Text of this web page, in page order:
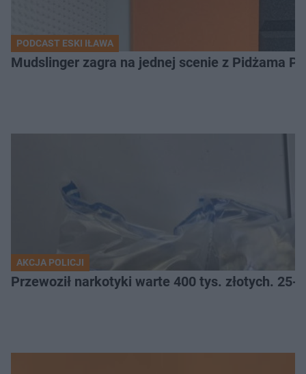
PODCAST ESKI IŁAWA
Mudslinger zagra na jednej scenie z Pidżama
AKCJA POLICJI
Przewoził narkotyki warte 400 tys. złotych.